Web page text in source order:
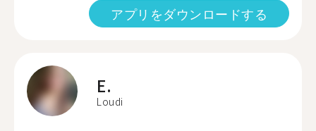
アプリをダウンロードする
E.
Loudi